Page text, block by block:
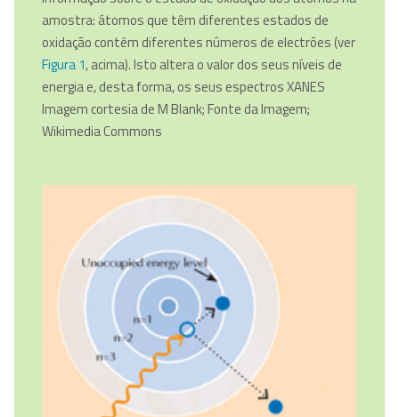
amostra: átomos que têm diferentes estados de
oxidação contêm diferentes números de electrões (ver
Figura 1, acima). Isto altera o valor dos seus níveis de
energia e, desta forma, os seus espectros XANES
Imagem cortesia de M Blank; Fonte da Imagem;
Wikimedia Commons